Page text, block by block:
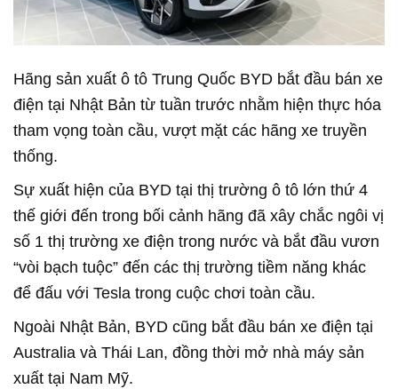
Hãng sản xuất ô tô Trung Quốc BYD bắt đầu bán xe
điện tại Nhật Bản từ tuần trước nhằm hiện thực hóa
tham vọng toàn cầu, vượt mặt các hãng xe truyền
thống.
Sự xuất hiện của BYD tại thị trường ô tô lớn thứ 4
thế giới đến trong bối cảnh hãng đã xây chắc ngôi vị
số 1 thị trường xe điện trong nước và bắt đầu vươn
“vòi bạch tuộc” đến các thị trường tiềm năng khác
để đấu với Tesla trong cuộc chơi toàn cầu.
Ngoài Nhật Bản, BYD cũng bắt đầu bán xe điện tại
Australia và Thái Lan, đồng thời mở nhà máy sản
xuất tại Nam Mỹ.